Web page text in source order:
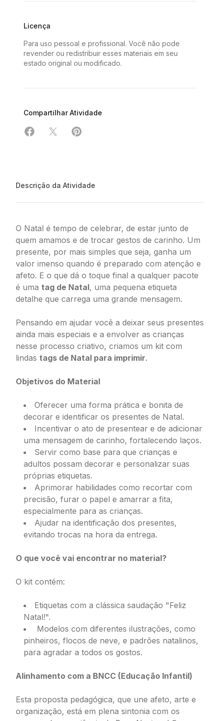
Licença
Para uso pessoal e profissional. Você não pode
revender ou redistribuir esses materiais em seu
estado original ou modificado.
Compartilhar Atividade
Compartilhar em Facebook
Compartilhar em X
Compartilhar em Pinterest
Descrição da Atividade
O Natal é tempo de celebrar, de estar junto de
quem amamos e de trocar gestos de carinho. Um
presente, por mais simples que seja, ganha um
valor imenso quando é preparado com atenção e
afeto. E o que dá o toque final a qualquer pacote
é uma tag de Natal, uma pequena etiqueta
detalhe que carrega uma grande mensagem.
Pensando em ajudar você a deixar seus presentes
ainda mais especiais e a envolver as crianças
nesse processo criativo, criamos um kit com
lindas tags de Natal para imprimir.
Objetivos do Material
Oferecer uma forma prática e bonita de
decorar e identificar os presentes de Natal.
Incentivar o ato de presentear e de adicionar
uma mensagem de carinho, fortalecendo laços.
Servir como base para que crianças e
adultos possam decorar e personalizar suas
próprias etiquetas.
Aprimorar habilidades como recortar com
precisão, furar o papel e amarrar a fita,
especialmente para as crianças.
Ajudar na identificação dos presentes,
evitando trocas na hora da entrega.
O que você vai encontrar no material?
O kit contém:
Etiquetas com a clássica saudação "Feliz
Natal!".
Modelos com diferentes ilustrações, como
pinheiros, flocos de neve, e padrões natalinos,
para agradar a todos os gostos.
Alinhamento com a BNCC (Educação Infantil)
Esta proposta pedagógica, que une afeto, arte e
organização, está em plena sintonia com os